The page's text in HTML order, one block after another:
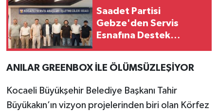
Saadet Partisi
Gebze'den Servis
Esnafına Destek
ANILAR GREENBOX İLE ÖLÜMSÜZLEŞİYOR
Kocaeli Büyükşehir Belediye Başkanı Tahir
Büyükakın’ın vizyon projelerinden biri olan Körfez